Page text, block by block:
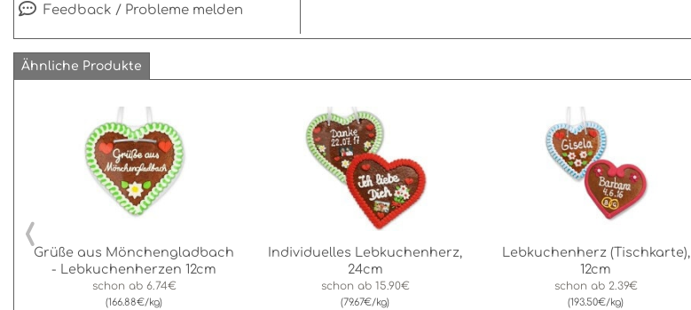
Feedback / Probleme melden
Ähnliche Produkte
Grüße aus Mönchengladbach
- Lebkuchenherzen 12cm
schon ab 6.74€
(166.88€/kg)
Individuelles Lebkuchenherz,
24cm
schon ab 15.90€
(79.67€/kg)
Lebkuchenherz (Tischkarte),
12cm
schon ab 2.39€
(193.50€/kg)
‹